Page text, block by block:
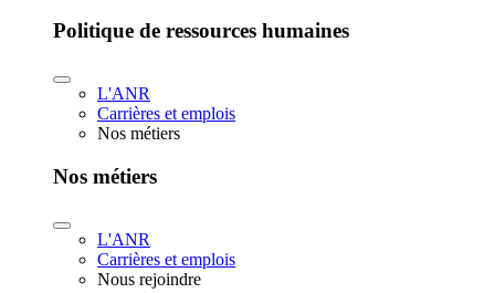
Politique de ressources humaines
L'ANR
Carrières et emplois
Nos métiers
Nos métiers
L'ANR
Carrières et emplois
Nous rejoindre